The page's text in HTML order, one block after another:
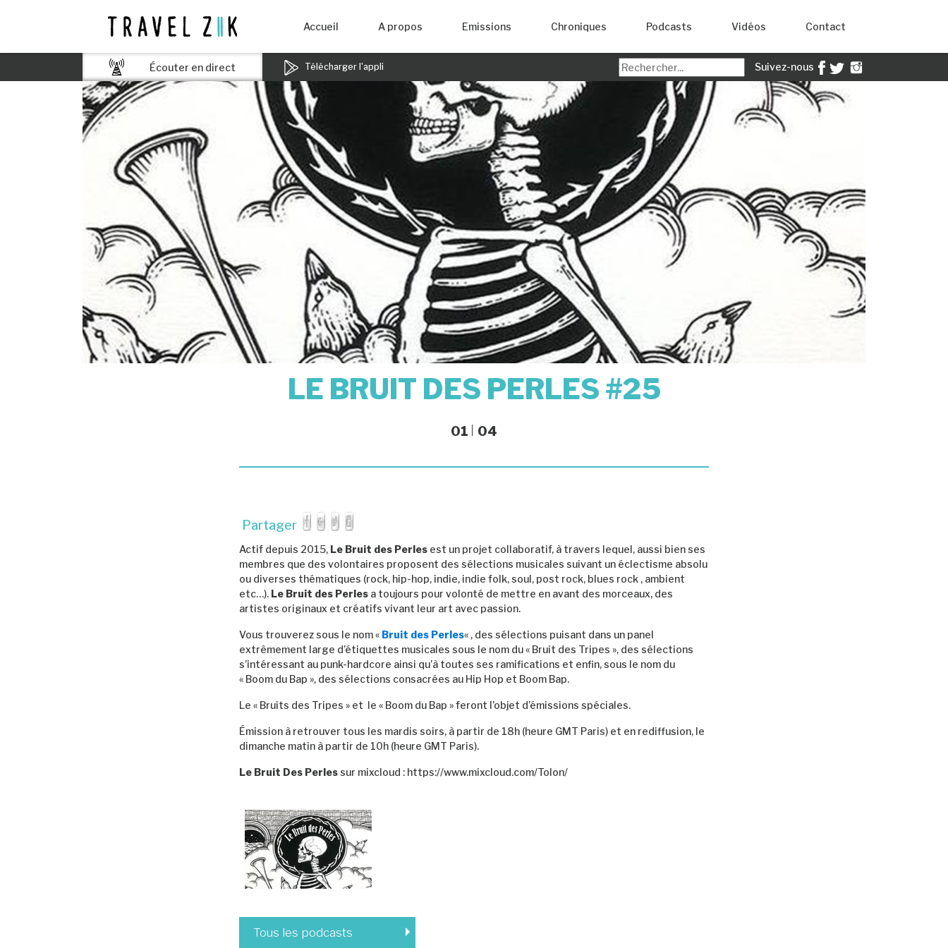
Accueil A propos Emissions Chroniques Podcasts Vidéos Contact
Écouter en direct Télécharger l'appli Suivez-nous
LE BRUIT DES PERLES #25
01 04
Partager
Actif depuis 2015, Le Bruit des Perles est un projet collaboratif, à travers lequel, aussi bien ses
membres que des volontaires proposent des sélections musicales suivant un éclectisme absolu
ou diverses thématiques (rock, hip-hop, indie, indie folk, soul, post rock, blues rock , ambient
etc…). Le Bruit des Perles a toujours pour volonté de mettre en avant des morceaux, des
artistes originaux et créatifs vivant leur art avec passion.
Vous trouverez sous le nom « Bruit des Perles« , des sélections puisant dans un panel
extrêmement large d’étiquettes musicales sous le nom du « Bruit des Tripes », des sélections
s’intéressant au punk-hardcore ainsi qu’à toutes ses ramifications et enfin, sous le nom du
« Boom du Bap », des sélections consacrées au Hip Hop et Boom Bap.
Le « Bruits des Tripes » et le « Boom du Bap » feront l’objet d’émissions spéciales.
Émission à retrouver tous les mardis soirs, à partir de 18h (heure GMT Paris) et en rediffusion, le
dimanche matin à partir de 10h (heure GMT Paris).
Le Bruit Des Perlessur mixcloud : https://www.mixcloud.com/Tolon/
Tous les podcasts